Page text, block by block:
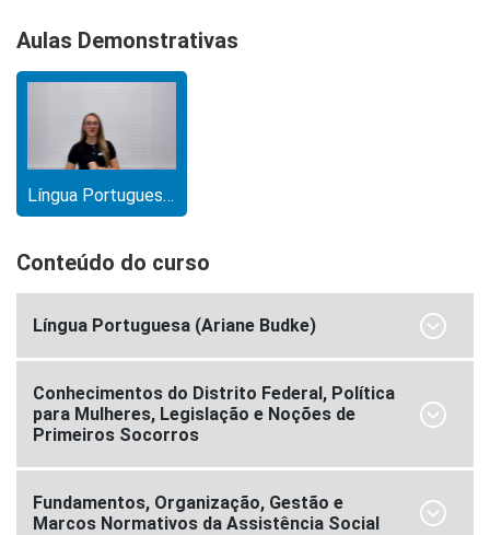
Aulas Demonstrativas
Língua Portuguesa (Ariane Budke)
Conteúdo do curso
Língua Portuguesa (Ariane Budke)
Conhecimentos do Distrito Federal, Política
para Mulheres, Legislação e Noções de
Primeiros Socorros
Fundamentos, Organização, Gestão e
Marcos Normativos da Assistência Social